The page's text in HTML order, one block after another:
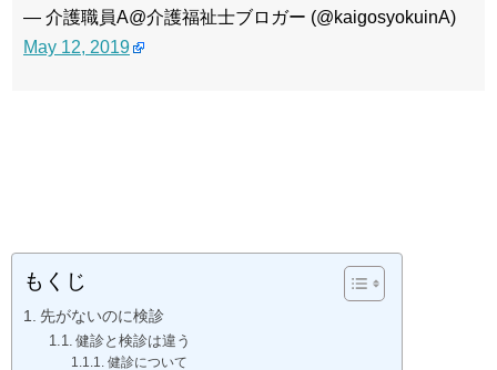
— 介護職員A@介護福祉士ブロガー (@kaigosyokuinA)
May 12, 2019
もくじ
先がないのに検診
健診と検診は違う
健診について